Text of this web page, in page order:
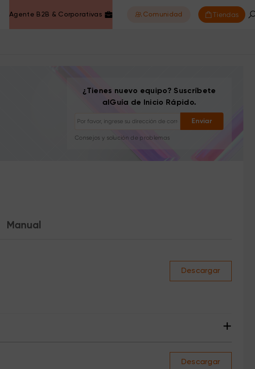
Agente B2B & Corporativas Comunidad Tiendas
¿Tienes nuevo equipo? Suscríbete
alGuía de Inicio Rápido.
Enviar
Darse de baja: con un clic en cualquier momento
Tutoriales de dibujo
Consejos y solución de problemas
Historias de artistas e inspiración
Manual
Descargar
+
Descargar